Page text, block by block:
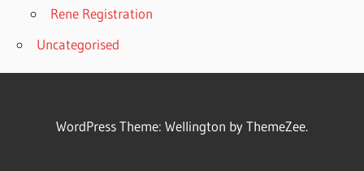
Rene Registration
Uncategorised
WordPress Theme: Wellington by ThemeZee.